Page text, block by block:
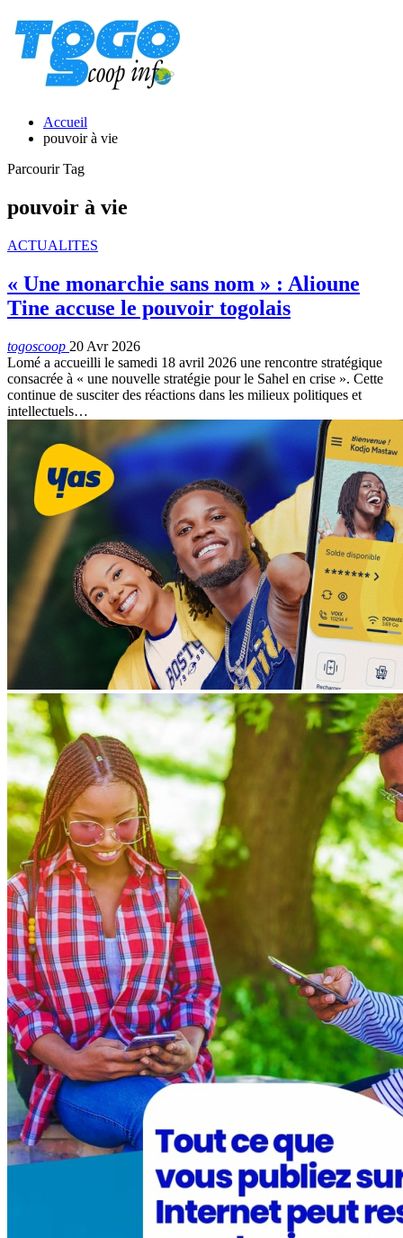
Accueil
pouvoir à vie
Parcourir Tag
pouvoir à vie
ACTUALITES
« Une monarchie sans nom » : Alioune
Tine accuse le pouvoir togolais
togoscoop 20 Avr 2026
Lomé a accueilli le samedi 18 avril 2026 une rencontre stratégique
consacrée à « une nouvelle stratégie pour le Sahel en crise ». Cette
continue de susciter des réactions dans les milieux politiques et
intellectuels…